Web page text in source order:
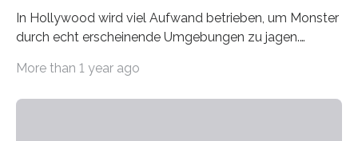
In Hollywood wird viel Aufwand betrieben, um Monster
durch echt erscheinende Umgebungen zu jagen.
Saarbrücken…
More than 1 year ago